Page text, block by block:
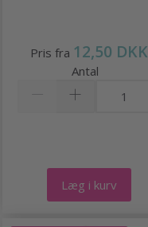
Pris fra 12,50 DKK
Antal
Læg i kurv